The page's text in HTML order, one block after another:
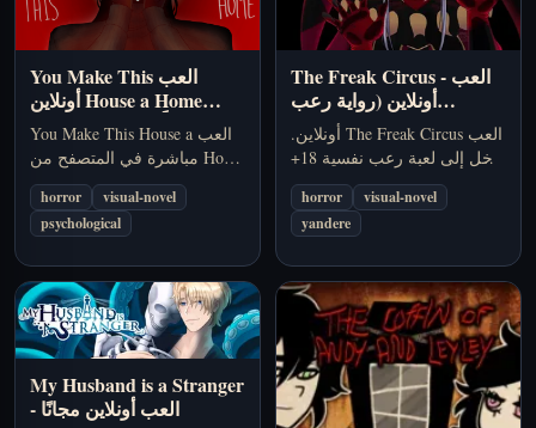
العب You Make This
House a Home أونلاين
مجاناً (رواية بصرية من
الرعب النفسي)
العب You Make This House a
Home مباشرة في المتصفح من
دون تنزيل. استكشف قصة
رعب نفسي عن الذاكرة
والسيطرة والهوس.
horror
visual-novel
psychological
The Freak Circus- العب
أونلاين (رواية رعب
وعلاقات 18+)العب The Freak Circus أونلاين.
ادخل إلى لعبة رعب نفسية 18+
تجمع بين الرواية البصرية، والـ
yandere، والمنافسة الخطرة
horror
visual-novel
yandere
My Husband is a Stranger
- العب أونلاين مجانًا